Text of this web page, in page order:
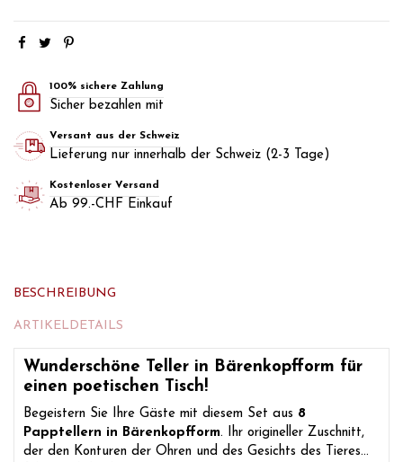
100% sichere Zahlung
Sicher bezahlen mit
Versant aus der Schweiz
Lieferung nur innerhalb der Schweiz (2-3 Tage)
Kostenloser Versand
Ab 99.-CHF Einkauf
BESCHREIBUNG
ARTIKELDETAILS
Wunderschöne Teller in Bärenkopfform für
einen poetischen Tisch!
Begeistern Sie Ihre Gäste mit diesem Set aus 8
Papptellern in Bärenkopfform. Ihr origineller Zuschnitt,
der den Konturen der Ohren und des Gesichts des Tieres